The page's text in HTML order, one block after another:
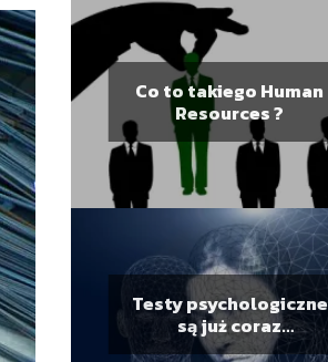
Co to takiego Human
Resources ?
Testy psychologiczne
są już coraz
popularniejsze!